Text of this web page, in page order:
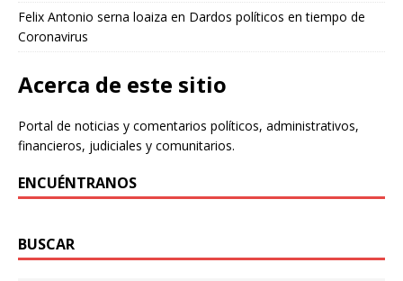
Felix Antonio serna loaiza en Dardos políticos en tiempo de
Coronavirus
Acerca de este sitio
Portal de noticias y comentarios políticos, administrativos,
financieros, judiciales y comunitarios.
ENCUÉNTRANOS
BUSCAR